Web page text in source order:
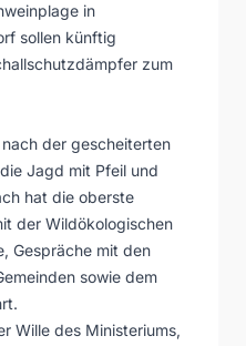
in
sollen künftig
zum
der gescheiterten
Jagd mit Pfeil und
hat die oberste
der Wildökologischen
Gespräche mit den
sowie dem
Wille des Ministeriums,